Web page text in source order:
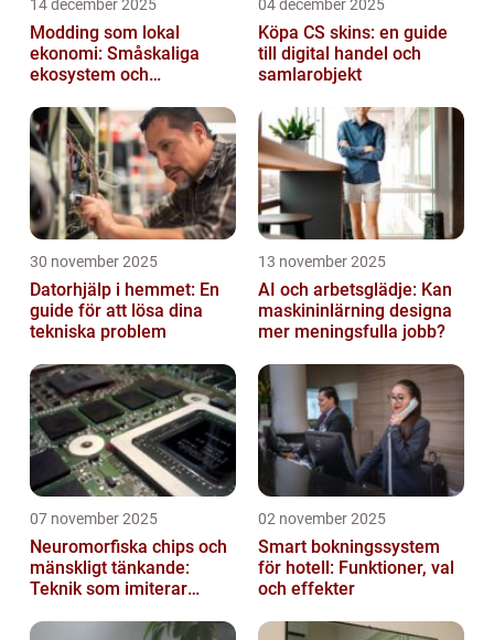
14 december 2025
Modding som lokal
ekonomi: Småskaliga
ekosystem och
04 december 2025
Köpa CS skins: en guide
till digital handel och
samlarobjekt
30 november 2025
Datorhjälp i hemmet: En
guide för att lösa dina
tekniska problem
13 november 2025
AI och arbetsglädje: Kan
maskininlärning designa
mer meningsfulla jobb?
07 november 2025
Neuromorfiska chips och
mänskligt tänkande:
Teknik som imiterar
02 november 2025
Smart bokningssystem
för hotell: Funktioner, val
och effekter